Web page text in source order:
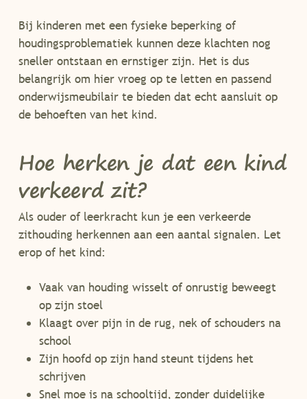
Bij kinderen met een fysieke beperking of
houdingsproblematiek kunnen deze klachten nog
sneller ontstaan en ernstiger zijn. Het is dus
belangrijk om hier vroeg op te letten en passend
onderwijsmeubilair te bieden dat echt aansluit op
de behoeften van het kind.
Hoe herken je dat een kind
verkeerd zit?
Als ouder of leerkracht kun je een verkeerde
zithouding herkennen aan een aantal signalen. Let
erop of het kind:
Vaak van houding wisselt of onrustig beweegt
op zijn stoel
Klaagt over pijn in de rug, nek of schouders na
school
Zijn hoofd op zijn hand steunt tijdens het
schrijven
Snel moe is na schooltijd, zonder duidelijke